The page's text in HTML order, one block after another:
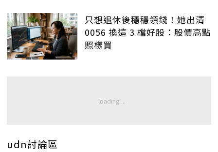
只想退休後穩穩領錢！她出清
0056 換這 3 檔好股：股價高點
照樣買
udn討論區